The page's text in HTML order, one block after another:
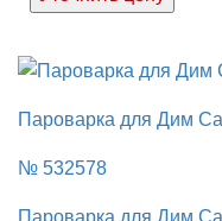
Пароварка для Дим
№ 532578